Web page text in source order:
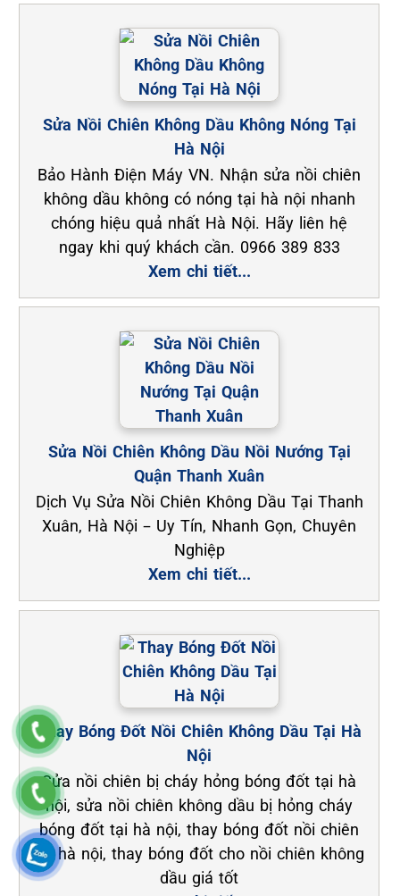
Sửa Nồi Chiên Không Dầu Không Nóng Tại
Hà Nội
Bảo Hành Điện Máy VN. Nhận sửa nồi chiên
không dầu không có nóng tại hà nội nhanh
chóng hiệu quả nhất Hà Nội. Hãy liên hệ
ngay khi quý khách cần. 0966 389 833
Xem chi tiết...
Sửa Nồi Chiên Không Dầu Nồi Nướng Tại
Quận Thanh Xuân
Dịch Vụ Sửa Nồi Chiên Không Dầu Tại Thanh
Xuân, Hà Nội – Uy Tín, Nhanh Gọn, Chuyên
Nghiệp
Xem chi tiết...
Thay Bóng Đốt Nồi Chiên Không Dầu Tại Hà
Nội
Sửa nồi chiên bị cháy hỏng bóng đốt tại hà
nội, sửa nồi chiên không dầu bị hỏng cháy
bóng đốt tại hà nội, thay bóng đốt nồi chiên
tại hà nội, thay bóng đốt cho nồi chiên không
dầu giá tốt